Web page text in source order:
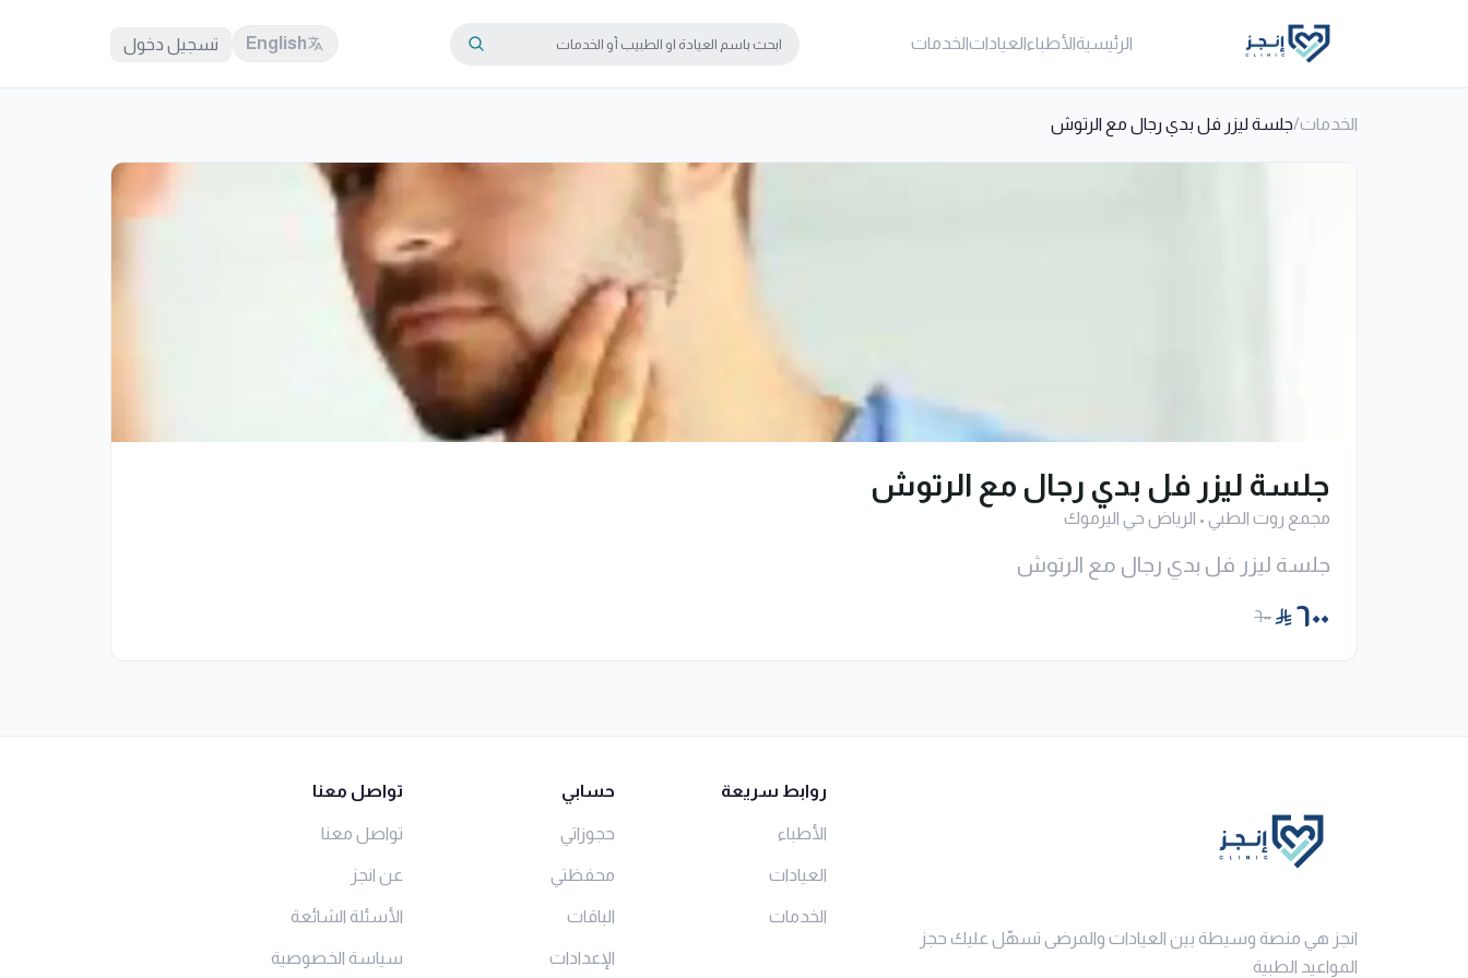
الرئيسيةالأطباءالعياداتالخدمات English تسجيل دخول
الخدمات/جلسة ليزر فل بدي رجال مع الرتوش
جلسة ليزر فل بدي رجال مع الرتوش
مجمع روت الطبي• الرياض حي اليرموك
جلسة ليزر فل بدي رجال مع الرتوش
٦٠٠ ٦٠٠
انجز هي منصة وسيطة بين العيادات والمرضى تسهّل عليك حجز
المواعيد الطبية
روابط سريعة
الأطباء
العيادات
الخدمات
حسابي
حجوزاتي
محفظتي
الباقات
الإعدادات
تواصل معنا
تواصل معنا
عن انجز
الأسئلة الشائعة
سياسة الخصوصية